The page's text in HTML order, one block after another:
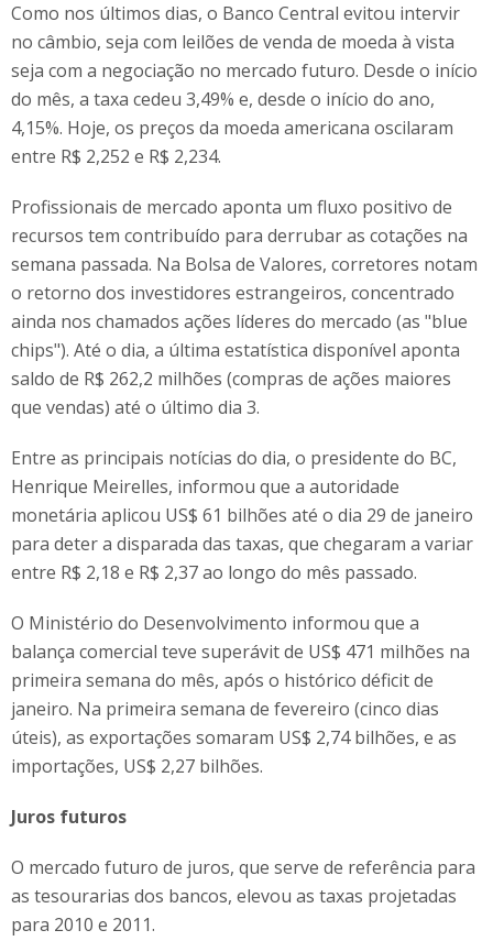
Como nos últimos dias, o Banco Central evitou intervir
no câmbio, seja com leilões de venda de moeda à vista
seja com a negociação no mercado futuro. Desde o início
do mês, a taxa cedeu 3,49% e, desde o início do ano,
4,15%. Hoje, os preços da moeda americana oscilaram
entre R$ 2,252 e R$ 2,234.
Profissionais de mercado aponta um fluxo positivo de
recursos tem contribuído para derrubar as cotações na
semana passada. Na Bolsa de Valores, corretores notam
o retorno dos investidores estrangeiros, concentrado
ainda nos chamados ações líderes do mercado (as "blue
chips"). Até o dia, a última estatística disponível aponta
saldo de R$ 262,2 milhões (compras de ações maiores
que vendas) até o último dia 3.
Entre as principais notícias do dia, o presidente do BC,
Henrique Meirelles, informou que a autoridade
monetária aplicou US$ 61 bilhões até o dia 29 de janeiro
para deter a disparada das taxas, que chegaram a variar
entre R$ 2,18 e R$ 2,37 ao longo do mês passado.
O Ministério do Desenvolvimento informou que a
balança comercial teve superávit de US$ 471 milhões na
primeira semana do mês, após o histórico déficit de
janeiro. Na primeira semana de fevereiro (cinco dias
úteis), as exportações somaram US$ 2,74 bilhões, e as
importações, US$ 2,27 bilhões.
Juros futuros
O mercado futuro de juros, que serve de referência para
as tesourarias dos bancos, elevou as taxas projetadas
para 2010 e 2011.